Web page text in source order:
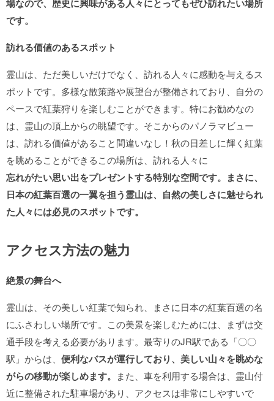
場なので、歴史に興味がある人々にとってもぜひ訪れたい場所
です。
訪れる価値のあるスポット
霊山は、ただ美しいだけでなく、訪れる人々に感動を与えるス
ポットです。多様な散策路や展望台が整備されており、自分の
ペースで紅葉狩りを楽しむことができます。特にお勧めなの
は、霊山の頂上からの眺望です。そこからのパノラマビュー
は、訪れる価値があること間違いなし！秋の日差しに輝く紅葉
を眺めることができるこの場所は、訪れる人々に
忘れがたい思い出をプレゼントする特別な空間です。まさに、
日本の紅葉百選の一翼を担う霊山は、自然の美しさに魅せられ
た人々には必見のスポットです。
アクセス方法の魅力
絶景の舞台へ
霊山は、その美しい紅葉で知られ、まさに日本の紅葉百選の名
にふさわしい場所です。この美景を楽しむためには、まずは交
通手段を考える必要があります。最寄りのJR駅である「〇〇
駅」からは、 便利なバスが運行しており、美しい山々を眺めな
がらの移動が楽しめます。 また、車を利用する場合は、霊山付
近に整備された駐車場があり、アクセスは非常にしやすいで